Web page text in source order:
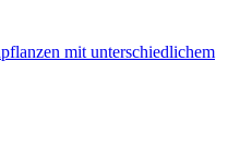
mit unterschiedlichem